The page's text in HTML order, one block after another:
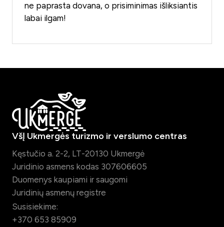
ne paprasta dovana, o prisiminimas išliksiantis
labai ilgam!
VšĮ Ukmergės turizmo ir verslumo centras
Kęstučio a. 2-2, LT-20130 Ukmergė
Juridinio asmens kodas 307606605
Duomenys kaupiami ir saugomi
Juridinių asmenų registre
Susisiekime:
+370 653 85909